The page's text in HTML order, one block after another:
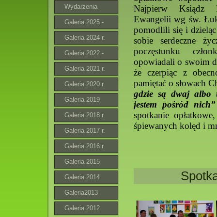
Wydarzenia
Galeria.2025 -
2026
Galeria 2024 r.
Galeria 2022 -
2023 r.
Galeria 2021 r.
Galeria 2020 r.
Galeria 2019
Galeria 2018 r.
Galeria 2017 r.
Galeria 2016 r.
Galeria 2015
Galeria 2014
Galeria2013
Galeria 2012
Najpierw Ksiądz
Ewangelii wg św.
pomodlili się i dzieląc
sobie serdeczne
poczęstunku
opowiadali o swoim
że czerpiąc z
pamiętać o słowach
gdzie są dwaj albo
jestem pośród nich”
spotkanie
śpiewanych kolęd i